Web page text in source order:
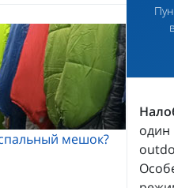
альпинизма
мешок?
один